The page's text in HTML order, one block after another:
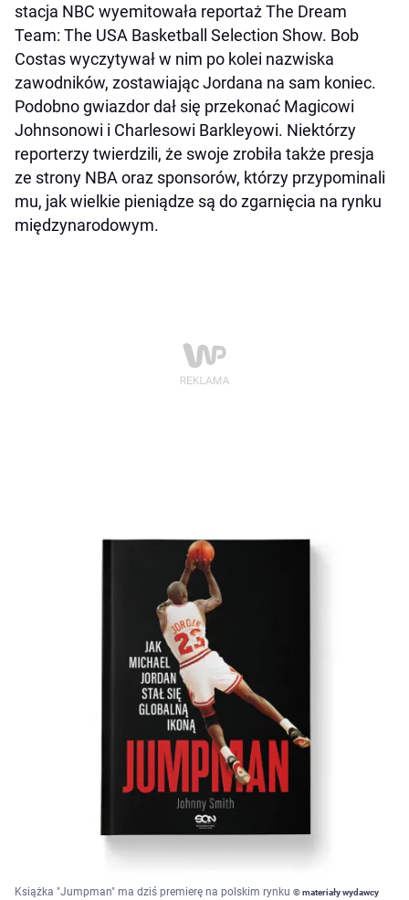
stacja NBC wyemitowała reportaż The Dream
Team: The USA Basketball Selection Show. Bob
Costas wyczytywał w nim po kolei nazwiska
zawodników, zostawiając Jordana na sam koniec.
Podobno gwiazdor dał się przekonać Magicowi
Johnsonowi i Charlesowi Barkleyowi. Niektórzy
reporterzy twierdzili, że swoje zrobiła także presja
ze strony NBA oraz sponsorów, którzy przypominali
mu, jak wielkie pieniądze są do zgarnięcia na rynku
międzynarodowym.
Książka "Jumpman" ma dziś premierę na polskim rynku © materiały wydawcy